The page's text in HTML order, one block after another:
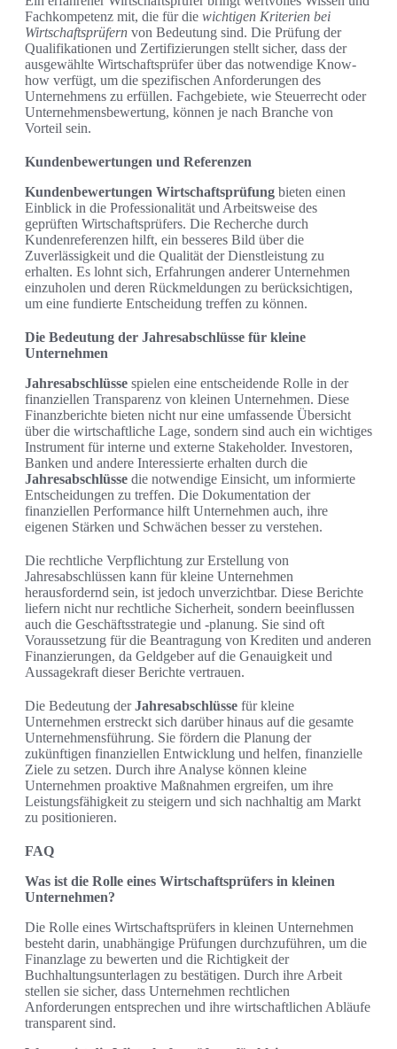
Fachkompetenz mit, die für die wichtigen Kriterien bei
Wirtschaftsprüfern von Bedeutung sind. Die Prüfung der
Qualifikationen und Zertifizierungen stellt sicher, dass der
ausgewählte Wirtschaftsprüfer über das notwendige Know-
how verfügt, um die spezifischen Anforderungen des
Unternehmens zu erfüllen. Fachgebiete, wie Steuerrecht oder
Unternehmensbewertung, können je nach Branche von
Vorteil sein.
Kundenbewertungen und Referenzen
Kundenbewertungen Wirtschaftsprüfung bieten einen
Einblick in die Professionalität und Arbeitsweise des
geprüften Wirtschaftsprüfers. Die Recherche durch
Kundenreferenzen hilft, ein besseres Bild über die
Zuverlässigkeit und die Qualität der Dienstleistung zu
erhalten. Es lohnt sich, Erfahrungen anderer Unternehmen
einzuholen und deren Rückmeldungen zu berücksichtigen,
um eine fundierte Entscheidung treffen zu können.
Die Bedeutung der Jahresabschlüsse für kleine
Unternehmen
Jahresabschlüsse spielen eine entscheidende Rolle in der
finanziellen Transparenz von kleinen Unternehmen. Diese
Finanzberichte bieten nicht nur eine umfassende Übersicht
über die wirtschaftliche Lage, sondern sind auch ein wichtiges
Instrument für interne und externe Stakeholder. Investoren,
Banken und andere Interessierte erhalten durch die
Jahresabschlüsse die notwendige Einsicht, um informierte
Entscheidungen zu treffen. Die Dokumentation der
finanziellen Performance hilft Unternehmen auch, ihre
eigenen Stärken und Schwächen besser zu verstehen.
Die rechtliche Verpflichtung zur Erstellung von
Jahresabschlüssen kann für kleine Unternehmen
herausfordernd sein, ist jedoch unverzichtbar. Diese Berichte
liefern nicht nur rechtliche Sicherheit, sondern beeinflussen
auch die Geschäftsstrategie und -planung. Sie sind oft
Voraussetzung für die Beantragung von Krediten und anderen
Finanzierungen, da Geldgeber auf die Genauigkeit und
Aussagekraft dieser Berichte vertrauen.
Die Bedeutung derJahresabschlüsse für kleine
Unternehmen erstreckt sich darüber hinaus auf die gesamte
Unternehmensführung. Sie fördern die Planung der
zukünftigen finanziellen Entwicklung und helfen, finanzielle
Ziele zu setzen. Durch ihre Analyse können kleine
Unternehmen proaktive Maßnahmen ergreifen, um ihre
Leistungsfähigkeit zu steigern und sich nachhaltig am Markt
zu positionieren.
FAQ
Was ist die Rolle eines Wirtschaftsprüfers in kleinen
Unternehmen?
Die Rolle eines Wirtschaftsprüfers in kleinen Unternehmen
besteht darin, unabhängige Prüfungen durchzuführen, um die
Finanzlage zu bewerten und die Richtigkeit der
Buchhaltungsunterlagen zu bestätigen. Durch ihre Arbeit
stellen sie sicher, dass Unternehmen rechtlichen
Anforderungen entsprechen und ihre wirtschaftlichen Abläufe
transparent sind.